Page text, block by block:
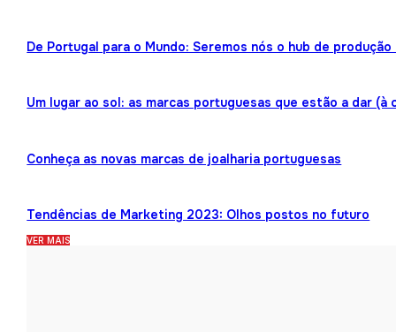
De Portugal para o Mundo: Seremos nós o hub de
Um lugar ao sol: as marcas portuguesas que estão a dar (à
Conheça as novas marcas de joalharia portuguesas
Tendências de Marketing 2023: Olhos postos no futuro
VER MAIS